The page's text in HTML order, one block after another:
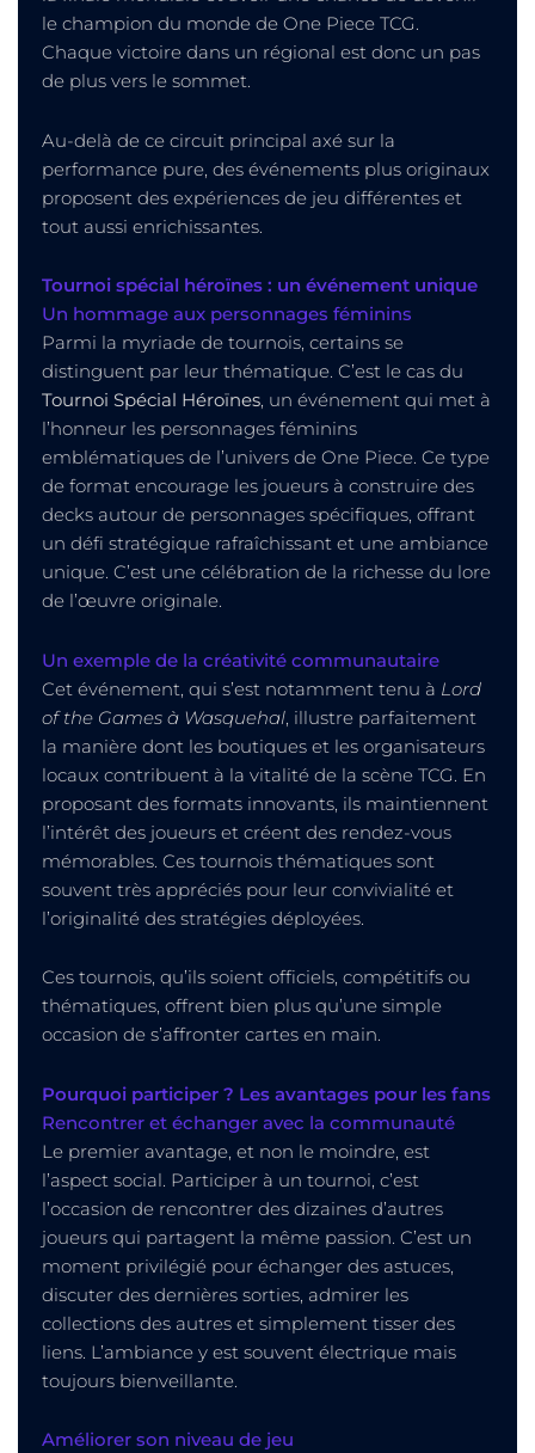
le champion du monde de One Piece TCG.
Chaque victoire dans un régional est donc un pas
de plus vers le sommet.
Au-delà de ce circuit principal axé sur la
performance pure, des événements plus originaux
proposent des expériences de jeu différentes et
tout aussi enrichissantes.
Tournoi spécial héroïnes : un événement unique
Un hommage aux personnages féminins
Parmi la myriade de tournois, certains se
distinguent par leur thématique. C’est le cas du
Tournoi Spécial Héroïnes, un événement qui met à
l’honneur les personnages féminins
emblématiques de l’univers de One Piece. Ce type
de format encourage les joueurs à construire des
decks autour de personnages spécifiques, offrant
un défi stratégique rafraîchissant et une ambiance
unique. C’est une célébration de la richesse du lore
de l’œuvre originale.
Un exemple de la créativité communautaire
Cet événement, qui s’est notamment tenu à Lord
of the Games à Wasquehal, illustre parfaitement
la manière dont les boutiques et les organisateurs
locaux contribuent à la vitalité de la scène TCG. En
proposant des formats innovants, ils maintiennent
l’intérêt des joueurs et créent des rendez-vous
mémorables. Ces tournois thématiques sont
souvent très appréciés pour leur convivialité et
l’originalité des stratégies déployées.
Ces tournois, qu’ils soient officiels, compétitifs ou
thématiques, offrent bien plus qu’une simple
occasion de s’affronter cartes en main.
Pourquoi participer ? Les avantages pour les fans
Rencontrer et échanger avec la communauté
Le premier avantage, et non le moindre, est
l’aspect social. Participer à un tournoi, c’est
l’occasion de rencontrer des dizaines d’autres
joueurs qui partagent la même passion. C’est un
moment privilégié pour échanger des astuces,
discuter des dernières sorties, admirer les
collections des autres et simplement tisser des
liens. L’ambiance y est souvent électrique mais
toujours bienveillante.
Améliorer son niveau de jeu